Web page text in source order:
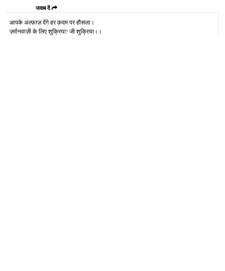
जवाब दें
आपके अल्‍फ़ाज़ देंगे हर क़दम पर हौसला।
ज़र्रानवाज़ी के लिए शुक्रिया! जी शुक्रिया।।